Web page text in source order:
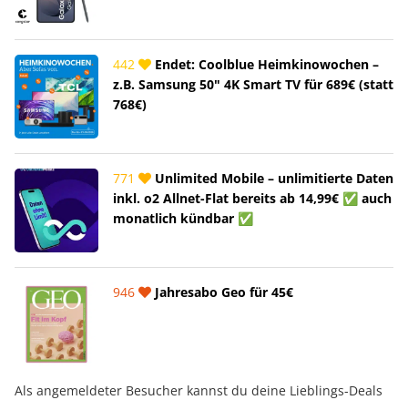
442
Endet: Coolblue Heimkinowochen –
z.B. Samsung 50" 4K Smart TV für 689€ (statt
768€)
771
Unlimited Mobile – unlimitierte Daten
inkl. o2 Allnet-Flat bereits ab 14,99€ ✅ auch
monatlich kündbar ✅
946 Jahresabo Geo für 45€
Als angemeldeter Besucher kannst du deine Lieblings-Deals